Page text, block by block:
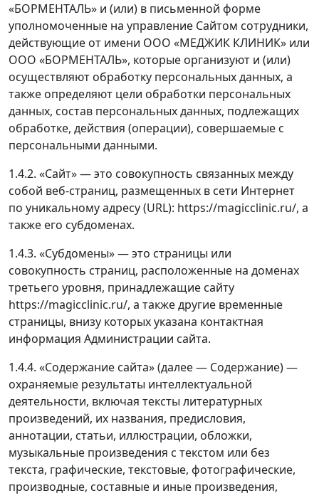
«БОРМЕНТАЛЬ» и (или) в письменной форме
уполномоченные на управление Сайтом сотрудники,
действующие от имени ООО «МЕДЖИК КЛИНИК» или
ООО «БОРМЕНТАЛЬ», которые организуют и (или)
осуществляют обработку персональных данных, а
также определяют цели обработки персональных
данных, состав персональных данных, подлежащих
обработке, действия (операции), совершаемые с
персональными данными.
1.4.2. «Сайт» — это совокупность связанных между
собой веб-страниц, размещенных в сети Интернет
по уникальному адресу (URL): https://magicclinic.ru/, а
также его субдоменах.
1.4.3. «Субдомены» — это страницы или
совокупность страниц, расположенные на доменах
третьего уровня, принадлежащие сайту
https://magicclinic.ru/, а также другие временные
страницы, внизу которых указана контактная
информация Администрации сайта.
1.4.4. «Содержание сайта» (далее — Содержание) —
охраняемые результаты интеллектуальной
деятельности, включая тексты литературных
произведений, их названия, предисловия,
аннотации, статьи, иллюстрации, обложки,
музыкальные произведения с текстом или без
текста, графические, текстовые, фотографические,
производные, составные и иные произведения,